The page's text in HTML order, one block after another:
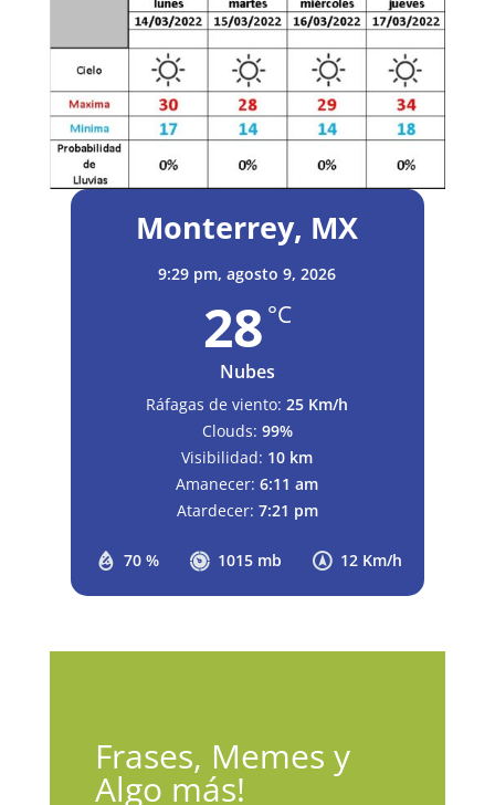
Monterrey, MX
9:29 pm,agosto 9, 2026
28 °C
Nubes
70 % 1015 mb 12 Km/h
Ráfagas de viento: 25 Km/h
Clouds: 99%
Visibilidad: 10 km
Amanecer: 6:11 am
Atardecer: 7:21 pm
Frases, Memes y
Algo más!